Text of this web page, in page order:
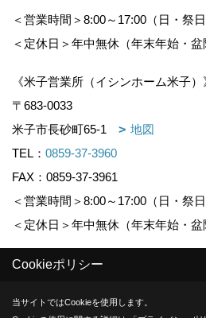
＜営業時間＞8:00～17:00（日・祭
＜定休日＞年中無休（年末年始・盆
《米子営業所（イシンホーム米子）
〒683-0033
米子市長砂町65-1
地図
TEL： 0859-37-3960
FAX：0859-37-3961
＜営業時間＞8:00～17:00（日・祭
＜定休日＞年中無休（年末年始・盆
Produced byゴデスクリエイト
Cookieポリシー
当サイトではCookieを使用します。